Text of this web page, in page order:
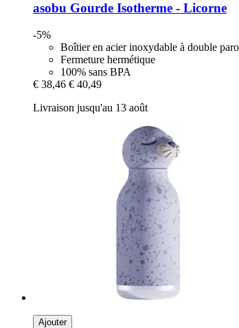
asobu Gourde Isotherme -​ Licorne
-5%
Boîtier en acier inoxydable à double
Fermeture hermétique
100% sans BPA
€ 38,46 € 40,49
Livraison jusqu'au 13 août
Ajouter